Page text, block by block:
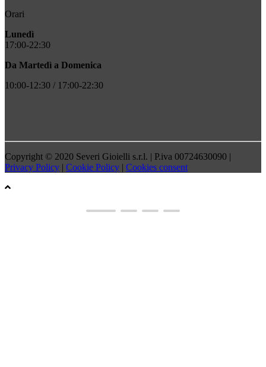
Orari
Lunedì
17:00-22:30
Da Martedì a Domenica
10:00-12:30 / 17:00-22:30
Copyright © 2020 Severi Gioielli s.r.l. | P.iva 00724630090 |
Privacy Policy | Cookie Policy | Cookies consent